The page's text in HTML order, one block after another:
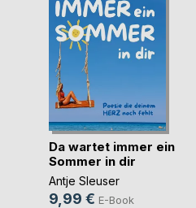
Da wartet immer ein
Sommer in dir
Antje Sleuser
9,99 € E-Book